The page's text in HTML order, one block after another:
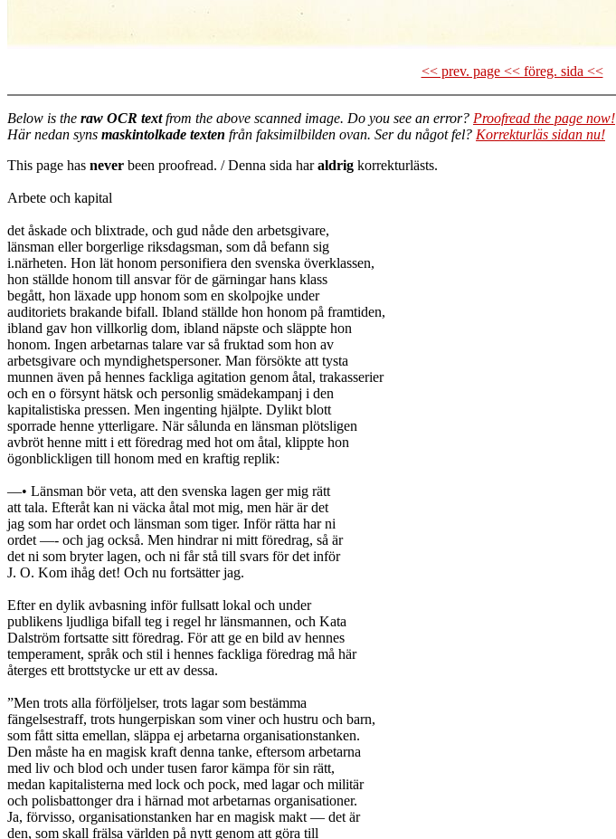
<< prev. page << föreg. sida <<
Below is the raw OCR textfrom the above scanned image. Do you see an error? Proofread the page now!
Här nedan syns maskintolkade texten från faksimilbilden ovan. Ser du något fel? Korrekturläs sidan nu!
This page has never been proofread. / Denna sida haraldrig korrekturlästs.
Arbete och kapital
det åskade och blixtrade, och gud nåde den arbetsgivare,
länsman eller borgerlige riksdagsman, som då befann sig
i.närheten. Hon lät honom personifiera den svenska överklassen,
hon ställde honom till ansvar för de gärningar hans klass
begått, hon läxade upp honom som en skolpojke under
auditoriets brakande bifall. Ibland ställde hon honom på framtiden,
ibland gav hon villkorlig dom, ibland näpste och släppte hon
honom. Ingen arbetarnas talare var så fruktad som hon av
arbetsgivare och myndighetspersoner. Man försökte att tysta
munnen även på hennes fackliga agitation genom åtal, trakasserier
och en o försynt hätsk och personlig smädekampanj i den
kapitalistiska pressen. Men ingenting hjälpte. Dylikt blott
sporrade henne ytterligare. När sålunda en länsman plötsligen
avbröt henne mitt i ett föredrag med hot om åtal, klippte hon
ögonblickligen till honom med en kraftig replik:
—• Länsman bör veta, att den svenska lagen ger mig rätt
att tala. Efteråt kan ni väcka åtal mot mig, men här är det
jag som har ordet och länsman som tiger. Inför rätta har ni
ordet —- och jag också. Men hindrar ni mitt föredrag, så är
det ni som bryter lagen, och ni får stå till svars för det inför
J. O. Kom ihåg det! Och nu fortsätter jag.
Efter en dylik avbasning inför fullsatt lokal och under
publikens ljudliga bifall teg i regel hr länsmannen, och Kata
Dalström fortsatte sitt föredrag. För att ge en bild av hennes
temperament, språk och stil i hennes fackliga föredrag må här
återges ett brottstycke ur ett av dessa.
”Men trots alla förföljelser, trots lagar som bestämma
fängelsestraff, trots hungerpiskan som viner och hustru och barn,
som fått sitta emellan, släppa ej arbetarna organisationstanken.
Den måste ha en magisk kraft denna tanke, eftersom arbetarna
med liv och blod och under tusen faror kämpa för sin rätt,
medan kapitalisterna med lock och pock, med lagar och militär
och polisbattonger dra i härnad mot arbetarnas organisationer.
Ja, förvisso, organisationstanken har en magisk makt — det är
den, som skall frälsa världen på nytt genom att göra till